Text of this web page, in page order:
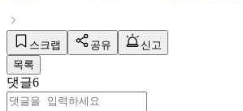
스크랩 공유
신고
목록
댓글6